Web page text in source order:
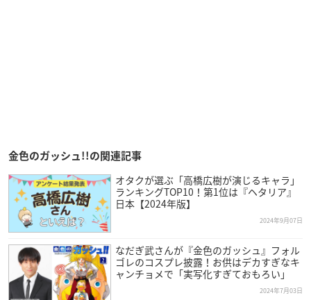
金色のガッシュ!!の関連記事
オタクが選ぶ「高橋広樹が演じるキャラ」
ランキングTOP10！第1位は『ヘタリア』
日本【2024年版】
2024年9月07日
なだぎ武さんが『金色のガッシュ』フォル
ゴレのコスプレ披露！お供はデカすぎなキ
ャンチョメで「実写化すぎておもろい」
2024年7月03日